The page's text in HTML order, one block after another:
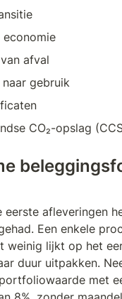
economie
afval
gebruik
CO₂-opslag
eerste afleveringen
Een enkele
weinig lijkt op het
duur uitpakken.
met